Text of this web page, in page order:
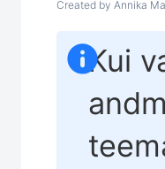
Created by Annika
Kui